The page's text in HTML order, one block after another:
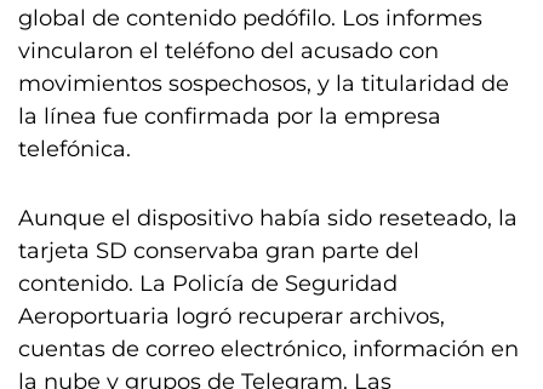
global de contenido pedófilo. Los informes
vincularon el teléfono del acusado con
movimientos sospechosos, y la titularidad de
la línea fue confirmada por la empresa
telefónica.
Aunque el dispositivo había sido reseteado, la
tarjeta SD conservaba gran parte del
contenido. La Policía de Seguridad
Aeroportuaria logró recuperar archivos,
cuentas de correo electrónico, información en
la nube y grupos de Telegram. Las